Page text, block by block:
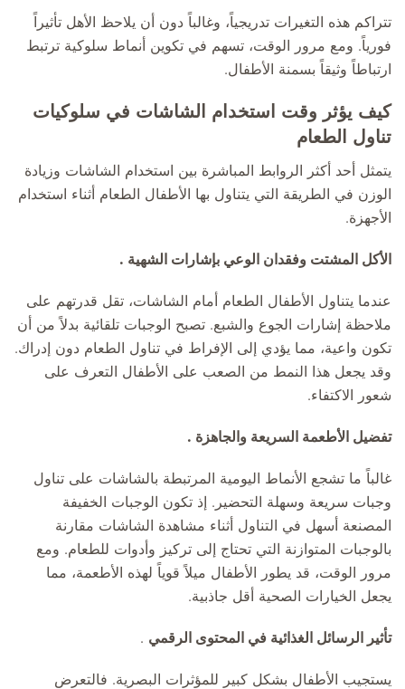
تتراكم هذه التغيرات تدريجياً، وغالباً دون أن يلاحظ الأهل تأثيراً
فورياً. ومع مرور الوقت، تسهم في تكوين أنماط سلوكية ترتبط
ارتباطاً وثيقاً بسمنة الأطفال.
كيف يؤثر وقت استخدام الشاشات في سلوكيات
تناول الطعام
يتمثل أحد أكثر الروابط المباشرة بين استخدام الشاشات وزيادة
الوزن في الطريقة التي يتناول بها الأطفال الطعام أثناء استخدام
الأجهزة.
الأكل المشتت وفقدان الوعي بإشارات الشهية .
عندما يتناول الأطفال الطعام أمام الشاشات، تقل قدرتهم على
ملاحظة إشارات الجوع والشبع. تصبح الوجبات تلقائية بدلاً من أن
تكون واعية، مما يؤدي إلى الإفراط في تناول الطعام دون إدراك.
وقد يجعل هذا النمط من الصعب على الأطفال التعرف على
شعور الاكتفاء.
تفضيل الأطعمة السريعة والجاهزة .
غالباً ما تشجع الأنماط اليومية المرتبطة بالشاشات على تناول
وجبات سريعة وسهلة التحضير. إذ تكون الوجبات الخفيفة
المصنعة أسهل في التناول أثناء مشاهدة الشاشات مقارنة
بالوجبات المتوازنة التي تحتاج إلى تركيز وأدوات للطعام. ومع
مرور الوقت، قد يطور الأطفال ميلاً قوياً لهذه الأطعمة، مما
يجعل الخيارات الصحية أقل جاذبية.
تأثير الرسائل الغذائية في المحتوى الرقمي .
يستجيب الأطفال بشكل كبير للمؤثرات البصرية. فالتعرض